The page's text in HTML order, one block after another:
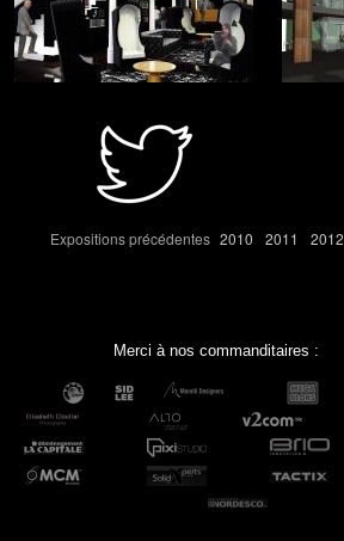
Expositions précédentes 2010 2011 2012
Merci à nos commanditaires :